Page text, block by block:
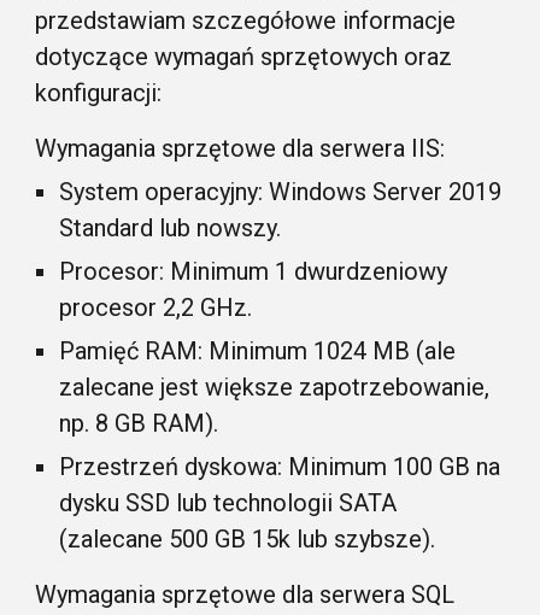
przedstawiam szczegółowe informacje
dotyczące wymagań sprzętowych oraz
konfiguracji:
Wymagania sprzętowe dla serwera IIS:
System operacyjny: Windows Server 2019
Standard lub nowszy.
Procesor: Minimum 1 dwurdzeniowy
procesor 2,2 GHz.
Pamięć RAM: Minimum 1024 MB (ale
zalecane jest większe zapotrzebowanie,
np. 8 GB RAM).
Przestrzeń dyskowa: Minimum 100 GB na
dysku SSD lub technologii SATA
(zalecane 500 GB 15k lub szybsze).
Wymagania sprzętowe dla serwera SQL